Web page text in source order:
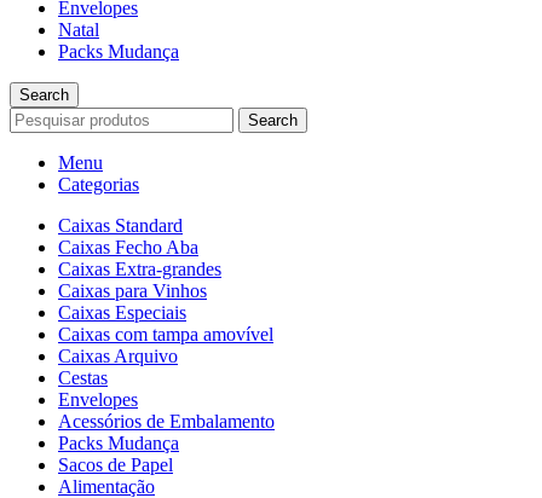
Envelopes
Natal
Packs Mudança
Search
Search
Menu
Categorias
Caixas Standard
Caixas Fecho Aba
Caixas Extra-grandes
Caixas para Vinhos
Caixas Especiais
Caixas com tampa amovível
Caixas Arquivo
Cestas
Envelopes
Acessórios de Embalamento
Packs Mudança
Sacos de Papel
Alimentação